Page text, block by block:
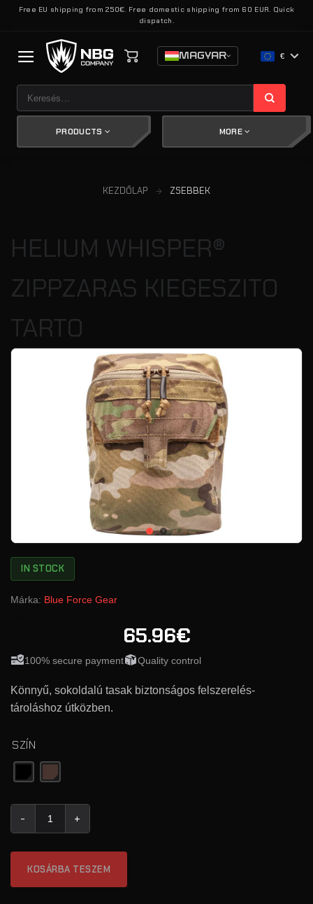
SkipFree EU shipping from 250€. Free domestic shipping from 60 EUR. Quick
dispatch.
MAGYAR €
következőre:
PRODUCTS MORE
KEZDŐLAP ZSEBBEK
HELIUM WHISPER®
ZIPPZARAS KIEGESZITO
TARTO
IN STOCK
Márka: Blue Force Gear
65.96€
100% secure payment Quality control
Könnyű, sokoldalú tasak biztonságos felszerelés-
tároláshoz útközben.
SZÍN
KOSÁRBA TESZEM